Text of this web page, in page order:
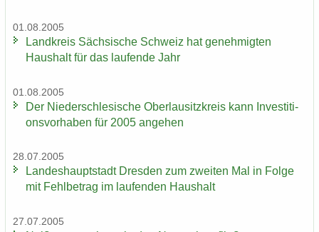
01.08.2005
Land­kreis Säch­si­sche Schweiz hat ge­neh­mig­ten
Haus­halt für das lau­fen­de Jahr
01.08.2005
Der Nie­der­schle­si­sche Ober­lau­sitz­kreis kann In­ves­ti­ti­
ons­vor­ha­ben für 2005 an­ge­hen
28.07.2005
Lan­des­haupt­stadt Dres­den zum zwei­ten Mal in Folge
mit Fehl­be­trag im lau­fen­den Haus­halt
27.07.2005